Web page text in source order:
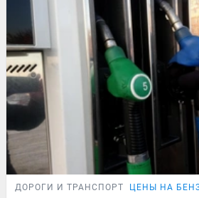
ДОРОГИ И ТРАНСПОРТ ЦЕНЫ НА